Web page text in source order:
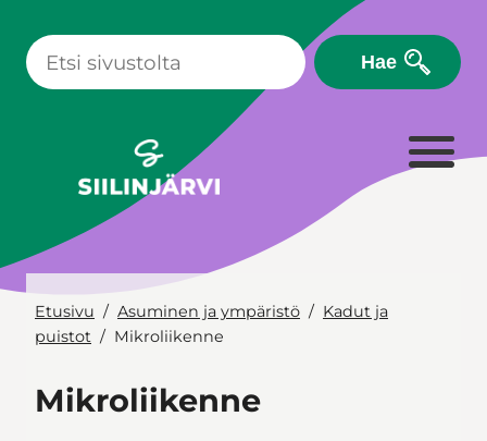
sisältöön
Hae
Etusivu Asuminen ja ympäristö
Kadut ja
puistot
Mikroliikenne
Mikroliikenne